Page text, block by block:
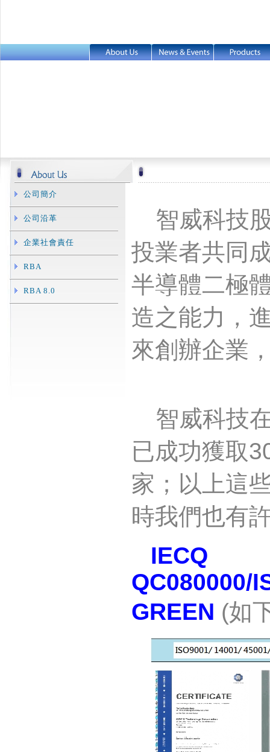
公司簡介
公司沿革
企業社會責任
RBA
RBA 8.0
智威科技
投業者共同
半導體二極
造之能力，
來創辦企業
智威科技
已成功獲取
家；以上這
時我們也有
IECQ
QC080000/
GREEN (如